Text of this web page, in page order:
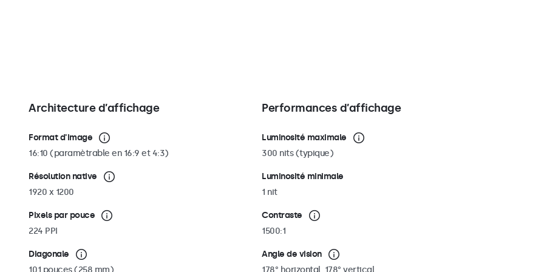
ou des
Architecture d’affichage
Format d'image
16:10 (paramètrable en 16:9 et 4:3)
Résolution native
1920 x 1200
Pixels par pouce
224 PPI
Diagonale
10.1 pouces (258 mm)
Performances d’affichage
Luminosité maximale
300 nits (typique)
Luminosité minimale
1 nit
Contraste
1500:1
Angle de vision
178° horizontal, 178° vertical